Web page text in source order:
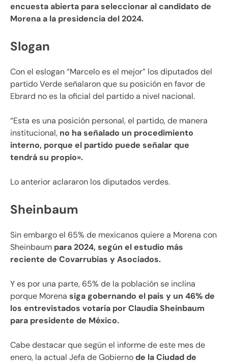
encuesta abierta para seleccionar al candidato de
Morena a la presidencia del 2024.
Slogan
Con el eslogan “Marcelo es el mejor” los diputados del
partido Verde señalaron que su posición en favor de
Ebrard no es la oficial del partido a nivel nacional.
“Esta es una posición personal, el partido, de manera
institucional, no ha señalado un procedimiento
interno, porque el partido puede señalar que
tendrá su propio».
Lo anterior aclararon los diputados verdes.
Sheinbaum
Sin embargo el 65% de mexicanos quiere a Morena con
Sheinbaum para 2024, según el estudio más
reciente de Covarrubias y Asociados.
Y es por una parte, 65% de la población se inclina
porque Morena siga gobernando el país y un 46% de
los entrevistados votaría por Claudia Sheinbaum
para presidente de México.
Cabe destacar que según el informe de este mes de
enero, la actual Jefa de Gobiernode la Ciudad de